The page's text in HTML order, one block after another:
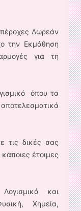
Δωρεάν
την Εκμάθηση
για τη
όπου τα
τις δικές σας
έτοιμες
και
Χημεία,